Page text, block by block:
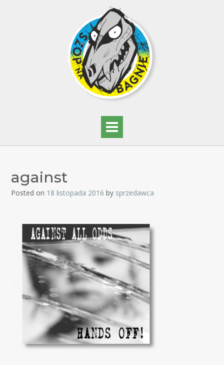
against
Posted on 18 listopada 2016 by sprzedawca